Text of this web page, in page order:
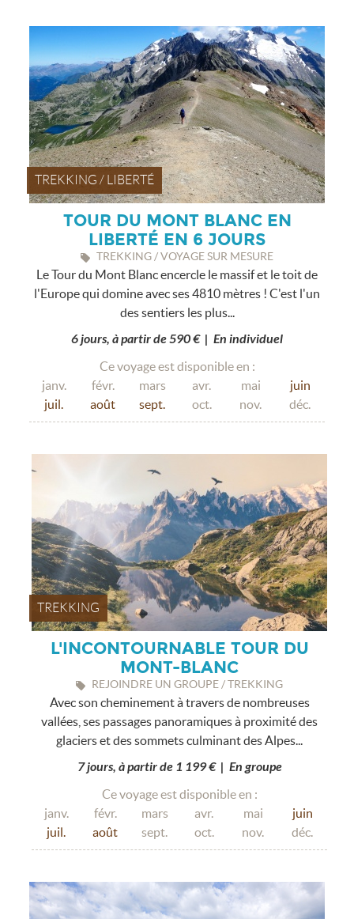
TREKKING / LIBERTÉ
TOUR DU MONT BLANC EN
LIBERTÉ EN 6 JOURS
TREKKING / VOYAGE SUR MESURE
Le Tour du Mont Blanc encercle le massif et le toit de
l'Europe qui domine avec ses 4810 mètres ! C'est l'un
des sentiers les plus...
6 jours, à partir de 590 € | En individuel
Ce voyage est disponible en :
janv.
févr. mars avr. mai
juin
juil.
août sept. oct. nov. déc.
TREKKING
L'INCONTOURNABLE TOUR DU
MONT-BLANC
REJOINDRE UN GROUPE / TREKKING
Avec son cheminement à travers de nombreuses
vallées, ses passages panoramiques à proximité des
glaciers et des sommets culminant des Alpes...
7 jours, à partir de 1 199 € | En groupe
Ce voyage est disponible en :
janv.
févr. mars avr. mai
juin
juil.
août sept. oct. nov. déc.